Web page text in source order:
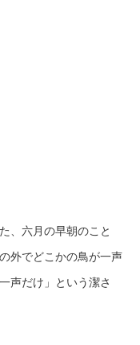
、六月の早朝のこと
外でどこかの鳥が一声
声だけ」という潔さ